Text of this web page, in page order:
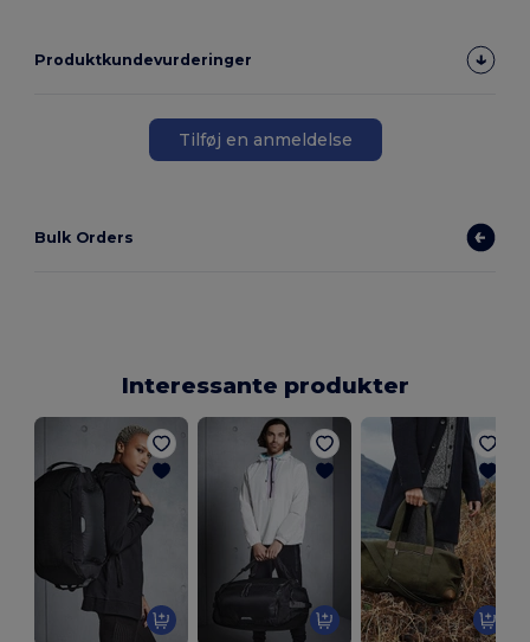
Produktkundevurderinger
Tilføj en anmeldelse
Bulk Orders
Interessante produkter